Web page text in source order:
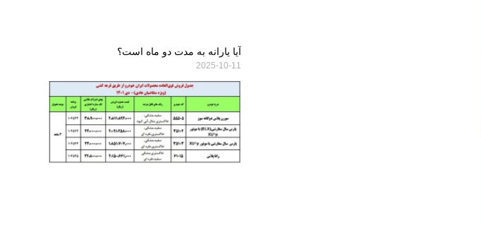
آیا یارانه به مدت دو ماه است؟
2025-10-11